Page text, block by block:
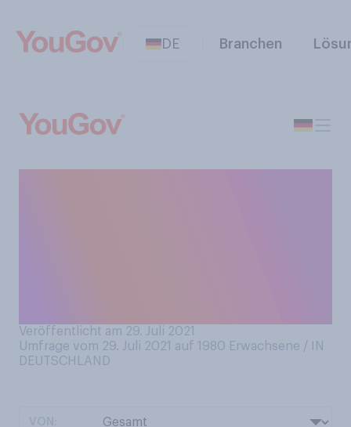
DE Branchen
Veröffentlicht am 29. Juli 2021
Umfrage vom 29. Juli 2021 auf 1980 Erwachsene / IN
DEUTSCHLAND